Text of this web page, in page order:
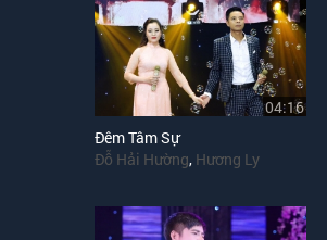
04:16
Đêm Tâm Sự
Đỗ Hải Hường, Hương Ly